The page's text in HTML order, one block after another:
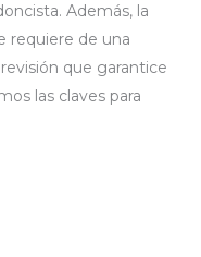
Además, la
requiere de una
que garantice
las claves para